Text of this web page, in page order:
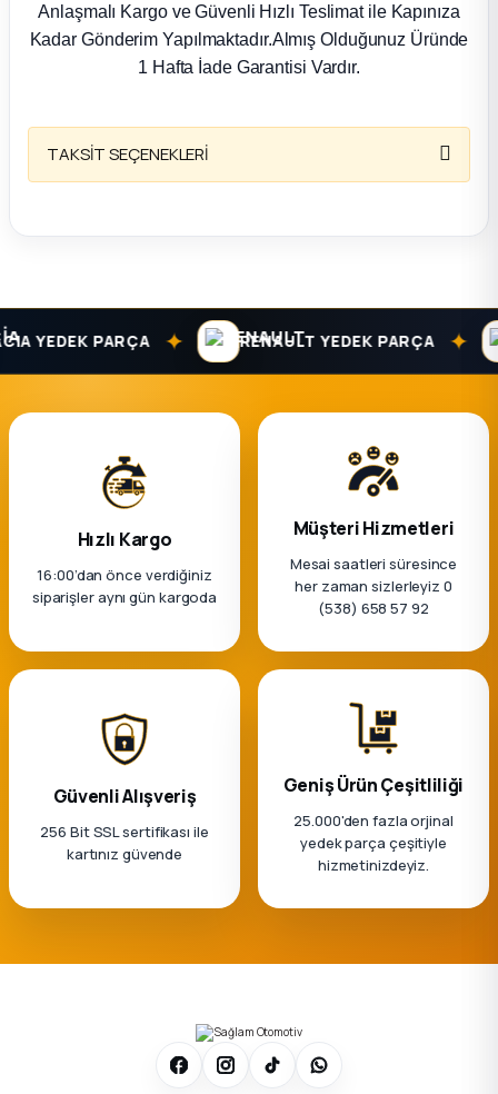
Anlaşmalı Kargo ve Güvenli Hızlı Teslimat ile Kapınıza
Kadar Gönderim Yapılmaktadır.Almış Olduğunuz Üründe
1 Hafta İade Garantisi Vardır.
TAKSİT SEÇENEKLERİ
YEDEK PARÇA ✦ RENAULT YEDEK PARÇA ✦
Hızlı Kargo
16:00’dan önce verdiğiniz
siparişler aynı gün kargoda
Müşteri Hizmetleri
Mesai saatleri süresince
her zaman sizlerleyiz 0
(538) 658 57 92
Güvenli Alışveriş
256 Bit SSL sertifikası ile
kartınız güvende
Geniş Ürün Çeşitliliği
25.000'den fazla orjinal
yedek parça çeşitiyle
hizmetinizdeyiz.